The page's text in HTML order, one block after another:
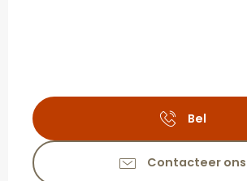
Bel
Contacteer ons